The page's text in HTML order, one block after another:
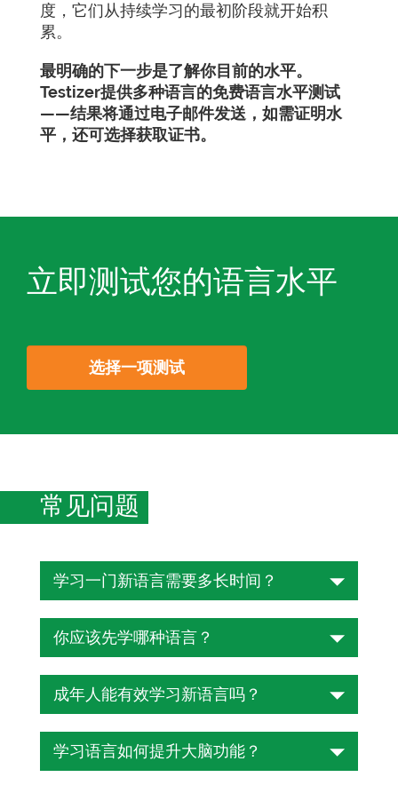
度，它们从持续学习的最初阶段就开始积
累。
最明确的下一步是了解你目前的水平。
Testizer提供多种语言的免费语言水平测试
——结果将通过电子邮件发送，如需证明水
平，还可选择获取证书。
立即测试您的语言水平
选择一项测试
常见问题
学习一门新语言需要多长时间？
这取决于目标语言和学习者的母语。对于
英语母语者，美国外交安全局（FSI）估
计，要达到西班牙语或法语等第一类语言
的专业水平，需要600-750小时。会话能
力则能更早掌握——通常在坚持每日学习
150-300小时后即可实现。
你应该先学哪种语言？
最实用的选择是与你的母语最接近，或与
你的工作和旅行背景最相关的语言。对于
英语母语者而言，西班牙语兼具学习曲线
最短与实际应用范围最广的优势。与现有
语言的接近性能显著降低初学阶段的适应
成年人能有效学习新语言吗？
可以。由于分析能力更强，成年人在词汇
和结构化语法方面的进步通常比儿童更
学习语言如何提升大脑功能？